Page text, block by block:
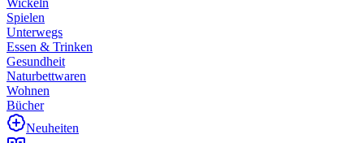
Wickeln
Spielen
Unterwegs
Essen & Trinken
Gesundheit
Naturbettwaren
Wohnen
Bücher
Neuheiten